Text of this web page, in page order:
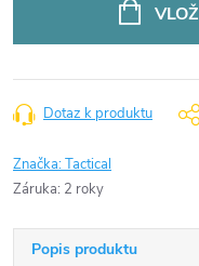
Dotaz k produktu
Značka:Tactical
Záruka: 2 roky
Popis produktu